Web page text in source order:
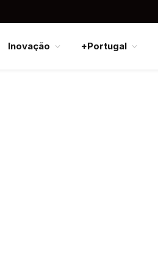
Inovação +Portugal